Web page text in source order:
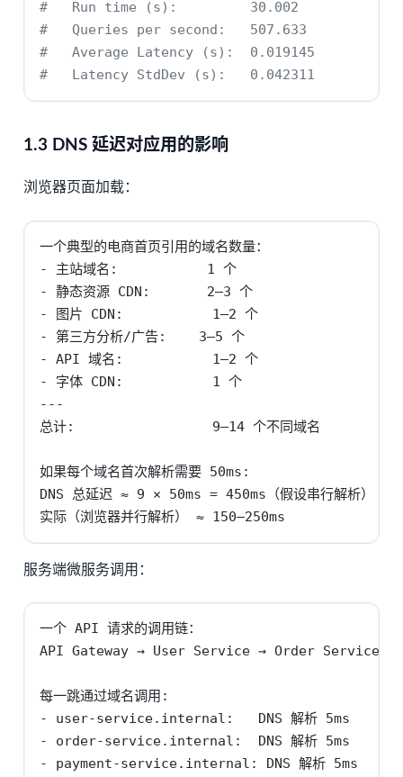
#   Run time (s):         30.002
#   Queries per second:   507.633
#   Average Latency (s):  0.019145
#   Latency StdDev (s):   0.042311
1.3 DNS 延迟对应用的影响
浏览器页面加载：
一个典型的电商首页引用的域名数量：
- 主站域名:           1 个
- 静态资源 CDN:       2–3 个
- 图片 CDN:           1–2 个
- 第三方分析/广告:    3–5 个
- API 域名:           1–2 个
- 字体 CDN:           1 个
---
总计:                 9–14 个不同域名
如果每个域名首次解析需要 50ms:
DNS 总延迟 ≈ 9 × 50ms = 450ms（假设串行解析）
实际（浏览器并行解析） ≈ 150–250ms
服务端微服务调用：
一个 API 请求的调用链：
API Gateway → User Service → Order Service
每一跳通过域名调用:
- user-service.internal:   DNS 解析 5ms
- order-service.internal:  DNS 解析 5ms
- payment-service.internal: DNS 解析 5ms